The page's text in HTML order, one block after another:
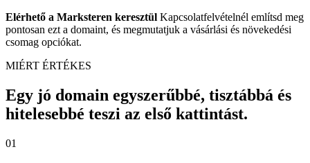
Elérhető a Marksteren keresztül Kapcsolatfelvételnél említsd meg
pontosan ezt a domaint, és megmutatjuk a vásárlási és növekedési
csomag opciókat.
MIÉRT ÉRTÉKES
Egy jó domain egyszerűbbé, tisztábbá és
hitelesebbé teszi az első kattintást.
01